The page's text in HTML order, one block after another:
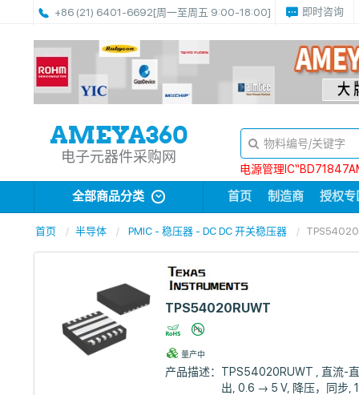
+86 (21) 6401-6692[周一至周五 9:00-18:00] 即时咨询
电子元器件采购网
电源管理
全部商品分类 首页 制造商 授权专
首页 半导体 PMIC - 稳压器 - DC DC 开关稳压器
TPS54020RUWT
量产中
产品描述： TPS54020RUWT , 直流-
出, 0.6 → 5 V, 降压，同步,